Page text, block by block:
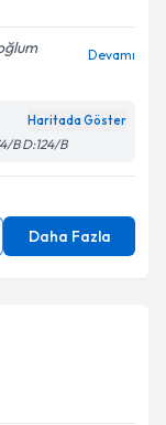
Devamı
Haritada Göster
B D:124/B
Daha Fazla